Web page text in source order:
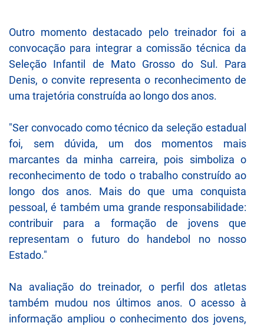
Outro momento destacado pelo treinador foi a
convocação para integrar a comissão técnica da
Seleção Infantil de Mato Grosso do Sul. Para
Denis, o convite representa o reconhecimento de
uma trajetória construída ao longo dos anos.
"Ser convocado como técnico da seleção estadual
foi, sem dúvida, um dos momentos mais
marcantes da minha carreira, pois simboliza o
reconhecimento de todo o trabalho construído ao
longo dos anos. Mais do que uma conquista
pessoal, é também uma grande responsabilidade:
contribuir para a formação de jovens que
representam o futuro do handebol no nosso
Estado."
Na avaliação do treinador, o perfil dos atletas
também mudou nos últimos anos. O acesso à
informação ampliou o conhecimento dos jovens,